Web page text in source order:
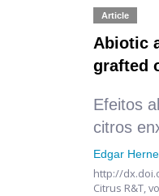
Article
Abiotic
grafted
Efeitos
citros
Edgar
http://
Citrus R&T,